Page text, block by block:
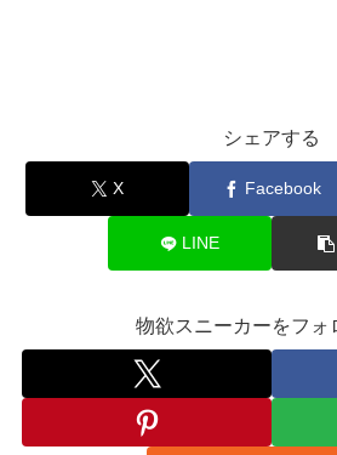
シェアする
X Facebook
LINE
物欲スニーカーをフォ